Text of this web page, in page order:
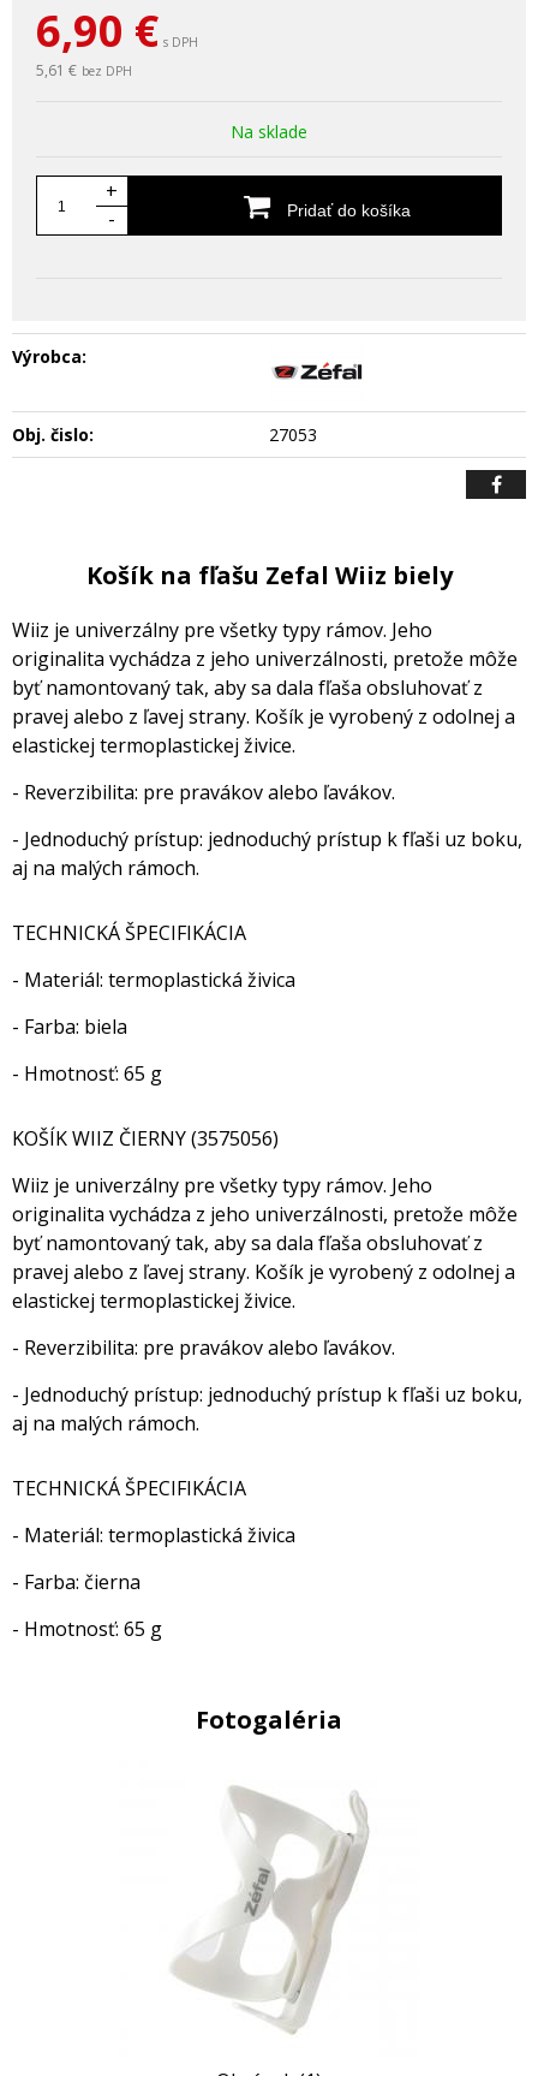
6,90 € s DPH
5,61 € bez DPH
Na sklade
+
-
Pridať do košíka
Výrobca:
Obj. čislo: 27053
Košík na fľašu Zefal Wiiz biely
Wiiz je univerzálny pre všetky typy rámov. Jeho
originalita vychádza z jeho univerzálnosti, pretože môže
byť namontovaný tak, aby sa dala fľaša obsluhovať z
pravej alebo z ľavej strany. Košík je vyrobený z odolnej a
elastickej termoplastickej živice.
- Reverzibilita: pre pravákov alebo ľavákov.
- Jednoduchý prístup: jednoduchý prístup k fľaši uz boku,
aj na malých rámoch.
TECHNICKÁ ŠPECIFIKÁCIA
- Materiál: termoplastická živica
- Farba: biela
- Hmotnosť: 65 g
KOŠÍK WIIZ ČIERNY (3575056)
Wiiz je univerzálny pre všetky typy rámov. Jeho
originalita vychádza z jeho univerzálnosti, pretože môže
byť namontovaný tak, aby sa dala fľaša obsluhovať z
pravej alebo z ľavej strany. Košík je vyrobený z odolnej a
elastickej termoplastickej živice.
- Reverzibilita: pre pravákov alebo ľavákov.
- Jednoduchý prístup: jednoduchý prístup k fľaši uz boku,
aj na malých rámoch.
TECHNICKÁ ŠPECIFIKÁCIA
- Materiál: termoplastická živica
- Farba: čierna
- Hmotnosť: 65 g
Fotogaléria